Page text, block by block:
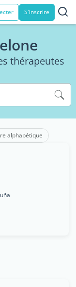
S'inscrire
thérapeutes
alphabétique